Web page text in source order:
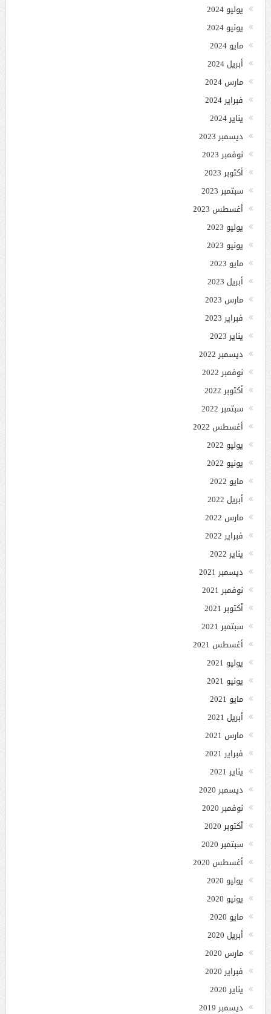
يوليو 2024
يونيو 2024
مايو 2024
أبريل 2024
مارس 2024
فبراير 2024
يناير 2024
ديسمبر 2023
نوفمبر 2023
أكتوبر 2023
سبتمبر 2023
أغسطس 2023
يوليو 2023
يونيو 2023
مايو 2023
أبريل 2023
مارس 2023
فبراير 2023
يناير 2023
ديسمبر 2022
نوفمبر 2022
أكتوبر 2022
سبتمبر 2022
أغسطس 2022
يوليو 2022
يونيو 2022
مايو 2022
أبريل 2022
مارس 2022
فبراير 2022
يناير 2022
ديسمبر 2021
نوفمبر 2021
أكتوبر 2021
سبتمبر 2021
أغسطس 2021
يوليو 2021
يونيو 2021
مايو 2021
أبريل 2021
مارس 2021
فبراير 2021
يناير 2021
ديسمبر 2020
نوفمبر 2020
أكتوبر 2020
سبتمبر 2020
أغسطس 2020
يوليو 2020
يونيو 2020
مايو 2020
أبريل 2020
مارس 2020
فبراير 2020
يناير 2020
ديسمبر 2019